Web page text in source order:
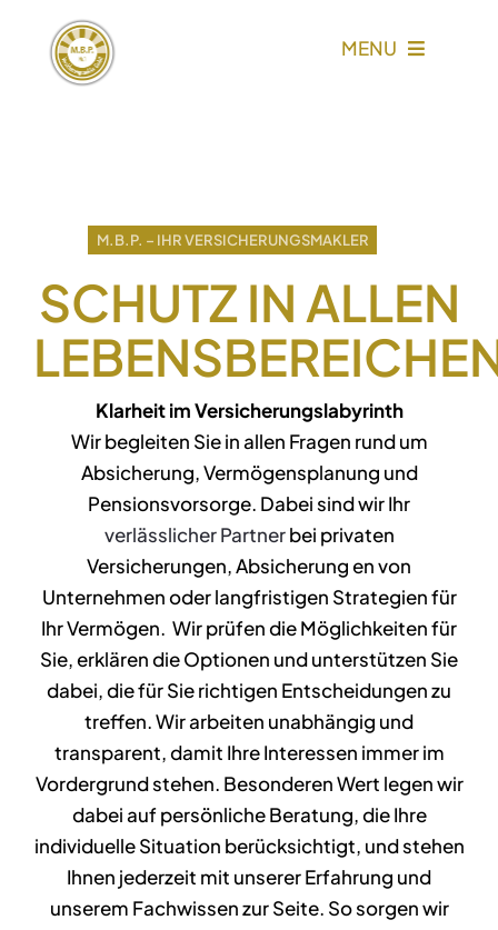
content
MENU
VIP-CARD
GRUPPENTARIFE
KARRIERE
ÜBER UNS
KONTAKT
M.B.P. – IHR VERSICHERUNGSMAKLER
SCHUTZ IN ALLEN
Klarheit im Versicherungslabyrinth
Wir begleiten Sie in allen Fragen rund um
Absicherung, Vermögensplanung und
Pensionsvorsorge. Dabei sind wir Ihr
verlässlicher Partnerbei privaten
Versicherungen, Absicherung en von
Unternehmen oderlangfristigen Strategien für
Ihr Vermögen. Wir prüfen die Möglichkeiten für
Sie, erklären die Optionen und unterstützen Sie
dabei, die für Sie richtigen Entscheidungen zu
treffen. Wir arbeiten unabhängig und
transparent, damit Ihre Interessen immer im
Vordergrund stehen. Besonderen Wert legen wir
dabei auf persönliche Beratung, die Ihre
individuelle Situation berücksichtigt, und stehen
Ihnen jederzeit mit unserer Erfahrung und
unserem Fachwissen zur Seite. So sorgen wir